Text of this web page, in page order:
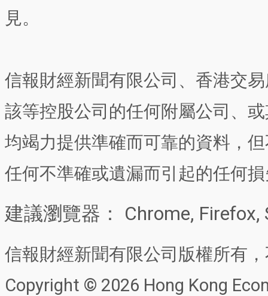
見。
信報財經新聞有限公司、香港交
該等控股公司的任何附屬公司、
均竭力提供準確而可靠的資料，
任何不準確或遺漏而引起的任何
建議瀏覽器： Chrome, Firefox,
信報財經新聞有限公司版權所有
Copyright © 2026 Hong Kong